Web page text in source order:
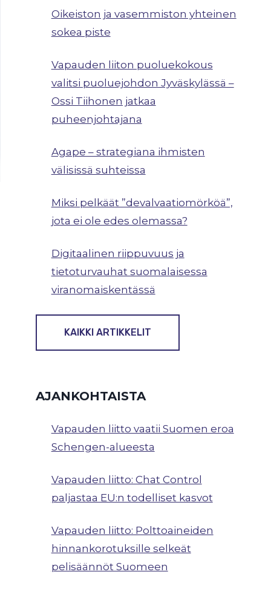
Oikeiston ja vasemmiston yhteinen
sokea piste
Vapauden liiton puoluekokous
valitsi puoluejohdon Jyväskylässä –
Ossi Tiihonen jatkaa
puheenjohtajana
Agape – strategiana ihmisten
välisissä suhteissa
Miksi pelkäät ”devalvaatiomörköä”,
jota ei ole edes olemassa?
Digitaalinen riippuvuus ja
tietoturvauhat suomalaisessa
viranomaiskentässä
KAIKKI ARTIKKELIT
AJANKOHTAISTA
Vapauden liitto vaatii Suomen eroa
Schengen-alueesta
Vapauden liitto: Chat Control
paljastaa EU:n todelliset kasvot
Vapauden liitto: Polttoaineiden
hinnankorotuksille selkeät
pelisäännöt Suomeen